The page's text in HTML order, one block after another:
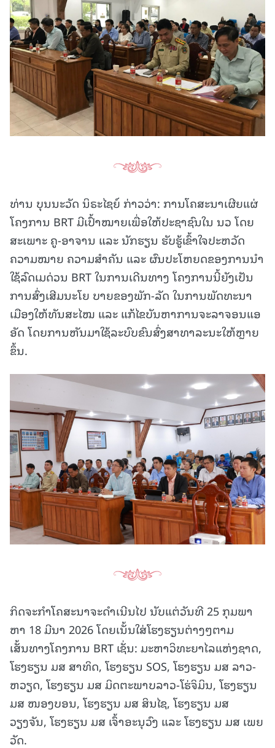
ທ່ານ ບຸນນະວັດ ນິຣະໄຊຍ໌ ກ່າວວ່າ: ການໂຄສະນາເຜີຍແຜ່
ໂຄງການ BRT ມີເປົ້າໝາຍເພື່ອໃຫ້ປະຊາຊົນໃນ ນວ ໂດຍ
ສະເພາະ ຄູ-ອາຈານ ແລະ ນັກຮຽນ ຮັບຮູ້ເຂົ້າໃຈປະຫວັດ
ຄວາມໝາຍ ຄວາມສຳຄັນ ແລະ ຜົນປະໂຫຍດຂອງການນຳ
ໃຊ້ລົດເມດ່ວນ BRT ໃນການເດີນທາງ ໂຄງການນີ້ຍັງເປັນ
ການສົ່ງເສີມນະໂຍ ບາຍຂອງພັກ-ລັດ ໃນການພັດທະນາ
ເມືອງໃຫ້ທັນສະໄໝ ແລະ ແກ້ໄຂບັນຫາການຈະລາຈອນແອ
ອັດ ໂດຍການຫັນມາໃຊ້ລະບົບຂົນສົ່ງສາທາລະນະໃຫ້ຫຼາຍ
ຂຶ້ນ.
ກິດຈະກຳໂຄສະນາຈະດຳເນີນໄປ ນັບແຕ່ວັນທີ 25 ກຸມພາ
ຫາ 18 ມີນາ 2026 ໂດຍເນັ້ນໃສ່ໂຮງຮຽນຕ່າງໆຕາມ
ເສັ້ນທາງໂຄງການ BRT ເຊັ່ນ: ມະຫາວິທະຍາໄລແຫ່ງຊາດ,
ໂຮງຮຽນ ມສ ສາທິດ, ໂຮງຮຽນ SOS, ໂຮງຮຽນ ມສ ລາວ-
ຫວຽດ, ໂຮງຮຽນ ມສ ມິດຕະພາບລາວ-ໂຮ່ຈິມິນ, ໂຮງຮຽນ
ມສ ໜອງບອນ, ໂຮງຮຽນ ມສ ສິນໄຊ, ໂຮງຮຽນ ມສ
ວຽງຈັນ, ໂຮງຮຽນ ມສ ເຈົ້າອະນຸວົງ ແລະ ໂຮງຮຽນ ມສ ເພຍ
ວັດ.